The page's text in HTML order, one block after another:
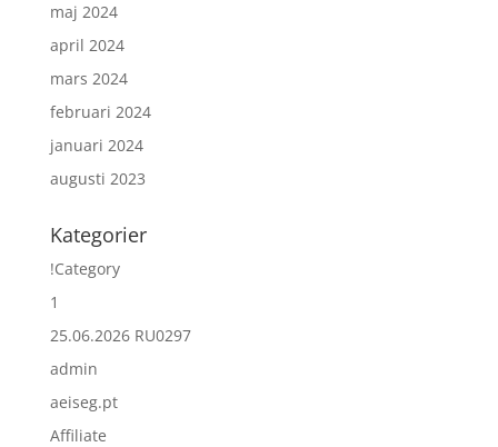
maj 2024
april 2024
mars 2024
februari 2024
januari 2024
augusti 2023
Kategorier
!Category
1
25.06.2026 RU0297
admin
aeiseg.pt
Affiliate